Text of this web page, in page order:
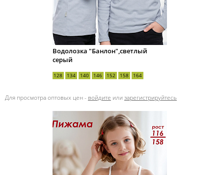
Водолозка "Банлон",светлый
серый
128 134 140 146 152 158 164
Для просмотра оптовых цен - войдите или зарегистрируйтесь